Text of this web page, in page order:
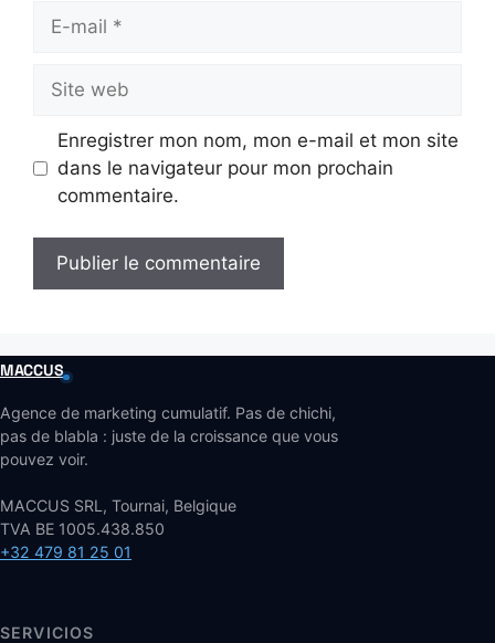
mail
web
Enregistrer mon nom, mon e-mail et mon site
dans le navigateur pour mon prochain
commentaire.
MACCUS
Agence de marketing cumulatif. Pas de chichi,
pas de blabla : juste de la croissance que vous
pouvez voir.
MACCUS SRL, Tournai, Belgique
TVA BE 1005.438.850
+32 479 81 25 01
SERVICIOS